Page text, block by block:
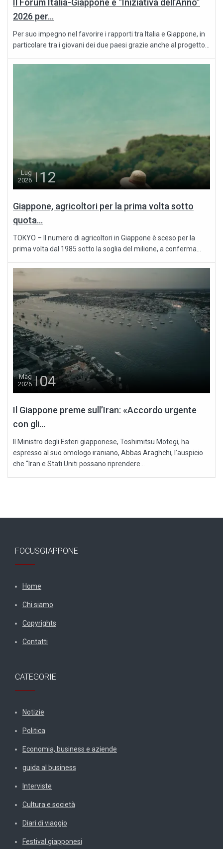
2026 per...
Per suo impegno nel favorire i rapporti tra Italia e Giappone, in
particolare tra i giovani dei due paesi grazie anche al progetto...
Lug
2026
12
Giappone, agricoltori per la prima volta sotto
quota...
TOKYO – Il numero di agricoltori in Giappone è sceso per la
prima volta dal 1985 sotto la soglia del milione, a conferma...
Mag
2026
04
Il Giappone preme sull’Iran: «Accordo urgente
con gli...
Il Ministro degli Esteri giapponese, Toshimitsu Motegi, ha
espresso al suo omologo iraniano, Abbas Araghchi, l’auspicio
che “Iran e Stati Uniti possano riprendere...
FOCUSGIAPPONE
Home
Chi siamo
Copyrights
Contatti
CATEGORIE
Notizie
Politica
Economia, business e aziende
guida al business
Interviste
Cultura e società
Diari di viaggio
Festival giapponesi